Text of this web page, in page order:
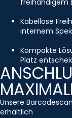
freihändigem
Kabellose
internem
Kompakte
Platz
Unsere
erhältlich